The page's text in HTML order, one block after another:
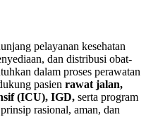
pelayanan kesehatan
dan distribusi obat-
dalam proses perawatan
pasien rawat jalan,
(ICU), IGD, serta program
rasional, aman, dan